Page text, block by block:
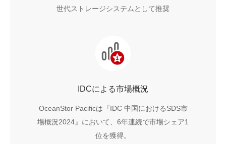
世代ストレージシステムとして推奨
IDCによる市場概況
OceanStor Pacificは『IDC 中国におけるSDS市
場概況2024』において、6年連続で市場シェア1
位を獲得。